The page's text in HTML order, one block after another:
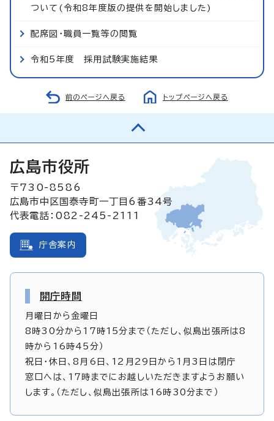
ついて(令和8年度版の提供を開始しました)
配席図・職員一覧等の閲覧
令和5年度 採用試験実施結果
前のページへ戻る トップページへ戻る
広島市役所
〒730-8586
広島市中区国泰寺町一丁目6番34号
代表電話：082-245-2111
庁舎案内
開庁時間
月曜日から金曜日
8時30分から17時15分まで（ただし、似島出張所は8
時から16時45分）
祝日・休日、8月6日、12月29日から1月3日は閉庁
窓口へは、17時までにお越しいただきますようお願い
します。（ただし、似島出張所は16時30分まで）